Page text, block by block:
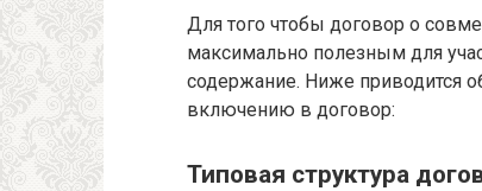
Для того чтобы договор о
максимально полезным для
содержание. Ниже приводится
включению в договор:
Типовая структура